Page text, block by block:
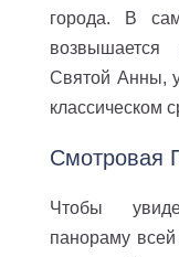
города. В
Святой Анны,
классическом
Смотровая
Чтобы
панораму